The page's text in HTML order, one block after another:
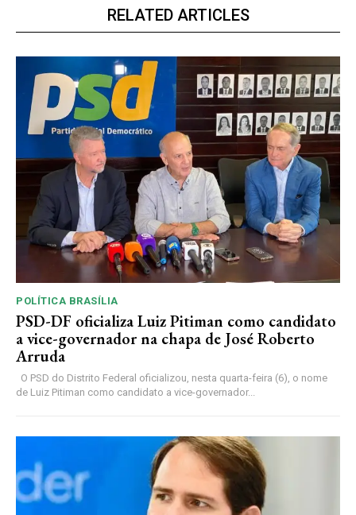
RELATED ARTICLES
POLÍTICA BRASÍLIA
PSD-DF oficializa Luiz Pitiman como candidato
a vice-governador na chapa de José Roberto
Arruda
de Luiz Pitiman como candidato a vice-governador...